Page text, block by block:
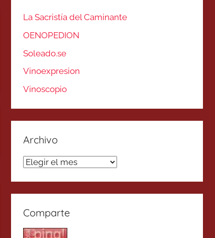
La Sacristía del Caminante
OENOPEDION
Soleado.se
Vinoexpresion
Vinoscopio
Archivo
Archivo
Comparte